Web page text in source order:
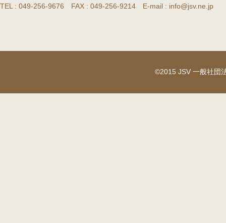
TEL : 049-256-9676 FAX : 049-256-9214 E-mail : info@jsv.ne.jp
©2015 JSV 一般社団